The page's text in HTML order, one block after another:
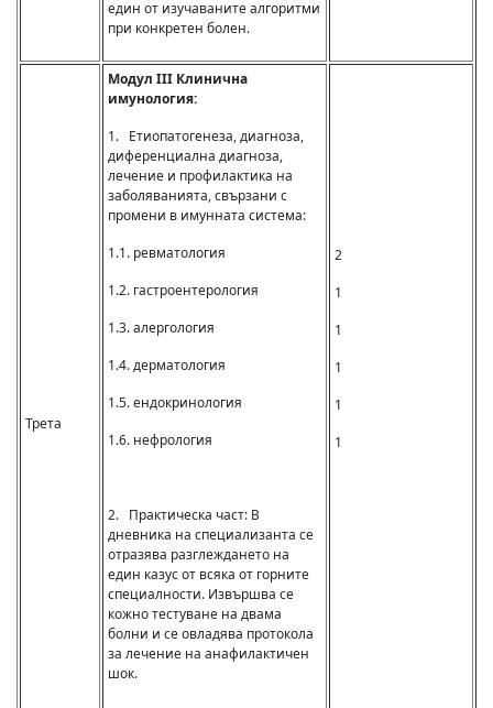
един от изучаваните алгоритми
при конкретен болен.
Трета
Модул III Клинична
имунология:
1. Етиопатогенеза, диагноза,
диференциална диагноза,
лечение и профилактика на
заболяванията, свързани с
промени в имунната система:
1.1. ревматология
1.2. гастроентерология
1.3. алергология
1.4. дерматология
1.5. ендокринология
1.6. нефрология
2. Практическа част: В
дневника на специализанта се
отразява разглеждането на
един казус от всяка от горните
специалности. Извършва се
кожно тестуване на двама
болни и се овладява протокола
за лечение на анафилактичен
шок.
2
1
1
1
1
1